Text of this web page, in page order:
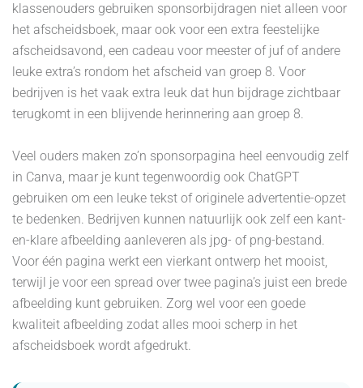
klassenouders gebruiken sponsorbijdragen niet alleen voor
het afscheidsboek, maar ook voor een extra feestelijke
afscheidsavond, een cadeau voor meester of juf of andere
leuke extra’s rondom het afscheid van groep 8. Voor
bedrijven is het vaak extra leuk dat hun bijdrage zichtbaar
terugkomt in een blijvende herinnering aan groep 8.
Veel ouders maken zo’n sponsorpagina heel eenvoudig zelf
in Canva, maar je kunt tegenwoordig ook ChatGPT
gebruiken om een leuke tekst of originele advertentie-opzet
te bedenken. Bedrijven kunnen natuurlijk ook zelf een kant-
en-klare afbeelding aanleveren als jpg- of png-bestand.
Voor één pagina werkt een vierkant ontwerp het mooist,
terwijl je voor een spread over twee pagina’s juist een brede
afbeelding kunt gebruiken. Zorg wel voor een goede
kwaliteit afbeelding zodat alles mooi scherp in het
afscheidsboek wordt afgedrukt.